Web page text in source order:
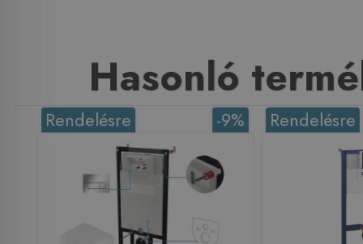
Hasonló
-9%
Rendelésre Rendelésre